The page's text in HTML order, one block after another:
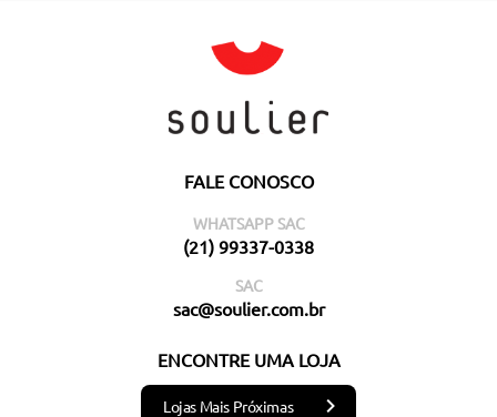
FALE CONOSCO
WHATSAPP SAC
(21) 99337-0338
SAC
sac@soulier.com.br
ENCONTRE UMA LOJA
Lojas Mais Próximas